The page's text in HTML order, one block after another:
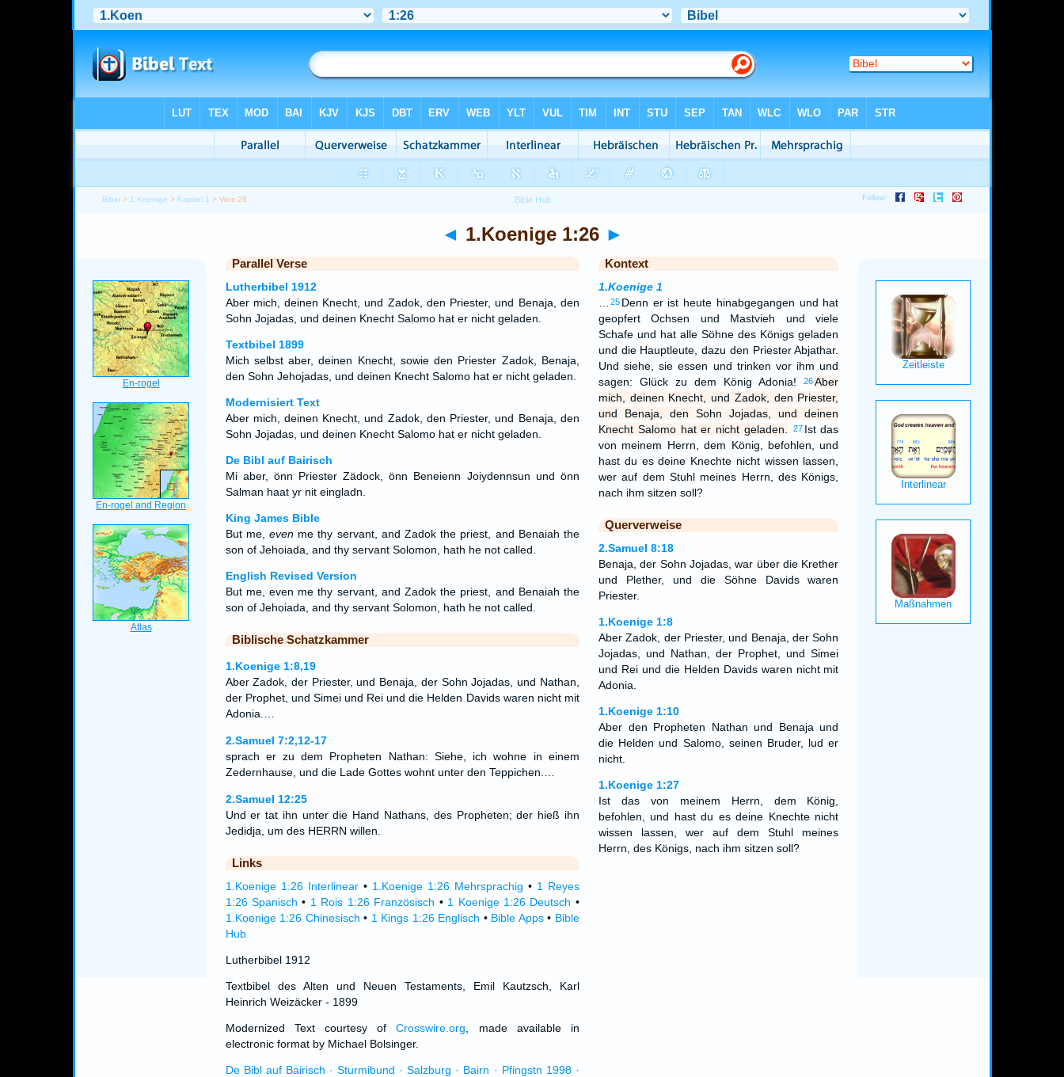
Bibel > 1.Koenige > Kapitel 1 > Vers 26
◄ 1.Koenige 1:26 ►
Parallel Verse
Lutherbibel 1912
Aber mich, deinen Knecht, und Zadok, den Priester, und Benaja, den
Sohn Jojadas, und deinen Knecht Salomo hat er nicht geladen.
Textbibel 1899
Mich selbst aber, deinen Knecht, sowie den Priester Zadok, Benaja,
den Sohn Jehojadas, und deinen Knecht Salomo hat er nicht geladen.
Modernisiert Text
Aber mich, deinen Knecht, und Zadok, den Priester, und Benaja, den
Sohn Jojadas, und deinen Knecht Salomo hat er nicht geladen.
De Bibl auf Bairisch
Mi aber, önn Priester Zädock, önn Beneienn Joiydennsun und önn
Salman haat yr nit eingladn.
King James Bible
But me, evenme thy servant, and Zadok the priest, and Benaiah the
son of Jehoiada, and thy servant Solomon, hath he not called.
English Revised Version
But me, even me thy servant, and Zadok the priest, and Benaiah the
son of Jehoiada, and thy servant Solomon, hath he not called.
Biblische Schatzkammer
1.Koenige 1:8,19
Aber Zadok, der Priester, und Benaja, der Sohn Jojadas, und Nathan,
der Prophet, und Simei und Rei und die Helden Davids waren nicht mit
Adonia.…
2.Samuel 7:2,12-17
sprach er zu dem Propheten Nathan: Siehe, ich wohne in einem
Zedernhause, und die Lade Gottes wohnt unter den Teppichen.…
2.Samuel 12:25
Und er tat ihn unter die Hand Nathans, des Propheten; der hieß ihn
Jedidja, um des HERRN willen.
Links
1.Koenige 1:26 Interlinear• 1.Koenige 1:26 Mehrsprachig • 1 Reyes
1:26 Spanisch • 1 Rois 1:26 Französisch • 1 Koenige 1:26 Deutsch •
1.Koenige 1:26 Chinesisch • 1 Kings 1:26 Englisch • Bible Apps• Bible
Hub
Lutherbibel 1912
Textbibel des Alten und Neuen Testaments, Emil Kautzsch, Karl
Heinrich Weizäcker - 1899
Modernized Text courtesy ofCrosswire.org , made available in
electronic format by Michael Bolsinger.
De Bibl auf Bairisch · Sturmibund · Salzburg · Bairn · Pfingstn 1998 ·
Kontext
1.Koenige 1
25 Denn er ist heute hinabgegangen und hat
geopfert Ochsen und Mastvieh und viele
Schafe und hat alle Söhne des Königs geladen
und die Hauptleute, dazu den Priester Abjathar.
Und siehe, sie essen und trinken vor ihm und
sagen: Glück zu dem König Adonia!
26 Aber
mich, deinen Knecht, und Zadok, den Priester,
und Benaja, den Sohn Jojadas, und deinen
Knecht Salomo hat er nicht geladen.
27 Ist das
von meinem Herrn, dem König, befohlen, und
hast du es deine Knechte nicht wissen lassen,
wer auf dem Stuhl meines Herrn, des Königs,
nach ihm sitzen soll?
Querverweise
2.Samuel 8:18
Benaja, der Sohn Jojadas, war über die Krether
und Plether, und die Söhne Davids waren
Priester.
1.Koenige 1:8
Aber Zadok, der Priester, und Benaja, der Sohn
Jojadas, und Nathan, der Prophet, und Simei
und Rei und die Helden Davids waren nicht mit
Adonia.
1.Koenige 1:10
Aber den Propheten Nathan und Benaja und
die Helden und Salomo, seinen Bruder, lud er
nicht.
1.Koenige 1:27
Ist das von meinem Herrn, dem König,
befohlen, und hast du es deine Knechte nicht
wissen lassen, wer auf dem Stuhl meines
Herrn, des Königs, nach ihm sitzen soll?